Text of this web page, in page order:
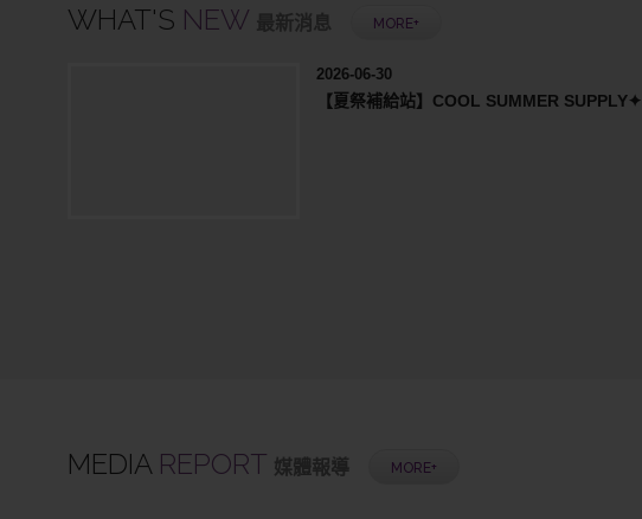
WHAT'S NEW 最新消息 MORE+
2026-06-30
【夏祭補給站】COOL SUMMER SUPPLY✦
MEDIA REPORT 媒體報導 MORE+